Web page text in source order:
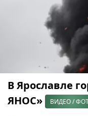
В Ярославле
ЯНОС»
ВИДЕО /